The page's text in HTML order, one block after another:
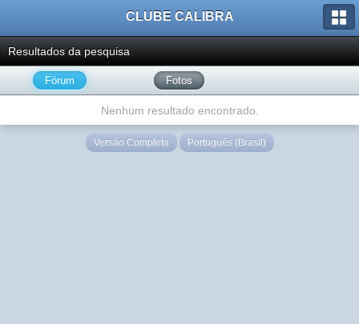
CLUBE CALIBRA
Resultados da pesquisa
Fórum Fotos
Nenhum resultado encontrado.
Versão Completa Português (Brasil)